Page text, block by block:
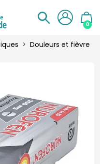
0
Douleurs et fièvre